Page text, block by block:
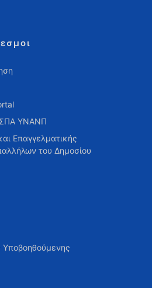
ΥΝΑΝΠ
Επαγγελματικής
του Δημοσίου
Υποβοηθούμενης